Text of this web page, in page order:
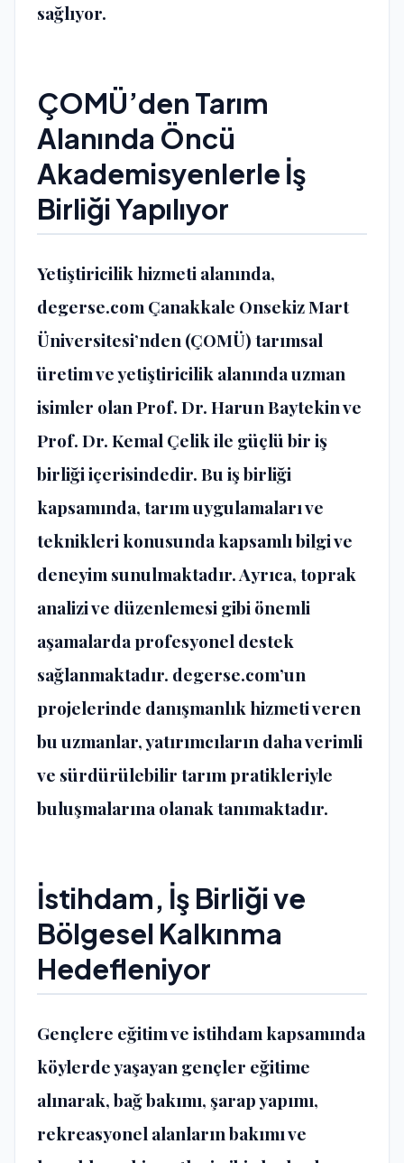
sağlıyor.
ÇOMÜ’den Tarım
Alanında Öncü
Akademisyenlerle İş
Birliği Yapılıyor
Yetiştiricilik hizmeti alanında,
degerse.com Çanakkale Onsekiz Mart
Üniversitesi’nden (ÇOMÜ) tarımsal
üretim ve yetiştiricilik alanında uzman
isimler olan Prof. Dr. Harun Baytekin ve
Prof. Dr. Kemal Çelik ile güçlü bir iş
birliği içerisindedir. Bu iş birliği
kapsamında, tarım uygulamaları ve
teknikleri konusunda kapsamlı bilgi ve
deneyim sunulmaktadır. Ayrıca, toprak
analizi ve düzenlemesi gibi önemli
aşamalarda profesyonel destek
sağlanmaktadır. degerse.com’un
projelerinde danışmanlık hizmeti veren
bu uzmanlar, yatırımcıların daha verimli
ve sürdürülebilir tarım pratikleriyle
buluşmalarına olanak tanımaktadır.
İstihdam, İş Birliği ve
Bölgesel Kalkınma
Hedefleniyor
Gençlere eğitim ve istihdam kapsamında
köylerde yaşayan gençler eğitime
alınarak, bağ bakımı, şarap yapımı,
rekreasyonel alanların bakımı ve